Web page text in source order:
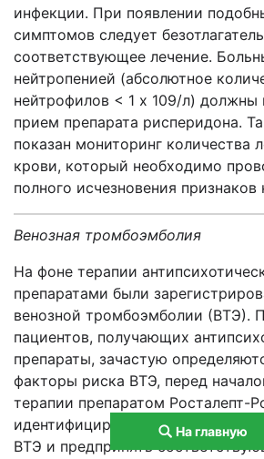
инфекции. При появлении
симптомов следует
соответствующее лечение.
нейтропенией (абсолютное
нейтрофилов < 1 х 109/л) должны
прием препарата рисперидона.
показан мониторинг количества
крови, который необходимо
полного исчезновения признаков
Венозная тромбоэмболия
На фоне терапии
препаратами были
венозной тромбоэмболии (ВТЭ).
пациентов, получающих
препараты, зачастую
факторы риска ВТЭ, перед
терапии препаратом Росталепт-
идентифицировать все
ВТЭ и предпринять
На главную